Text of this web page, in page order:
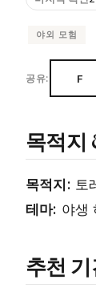
야외 모험
공유: F
목적지
목적지: 토
테마: 야생
추천